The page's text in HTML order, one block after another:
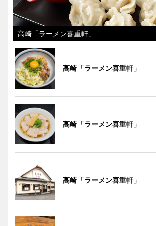
高崎「ラーメン喜重軒」
高崎「ラーメン喜重軒」
高崎「ラーメン喜重軒」
高崎「ラーメン喜重軒」